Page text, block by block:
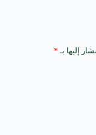
إليها بـ *